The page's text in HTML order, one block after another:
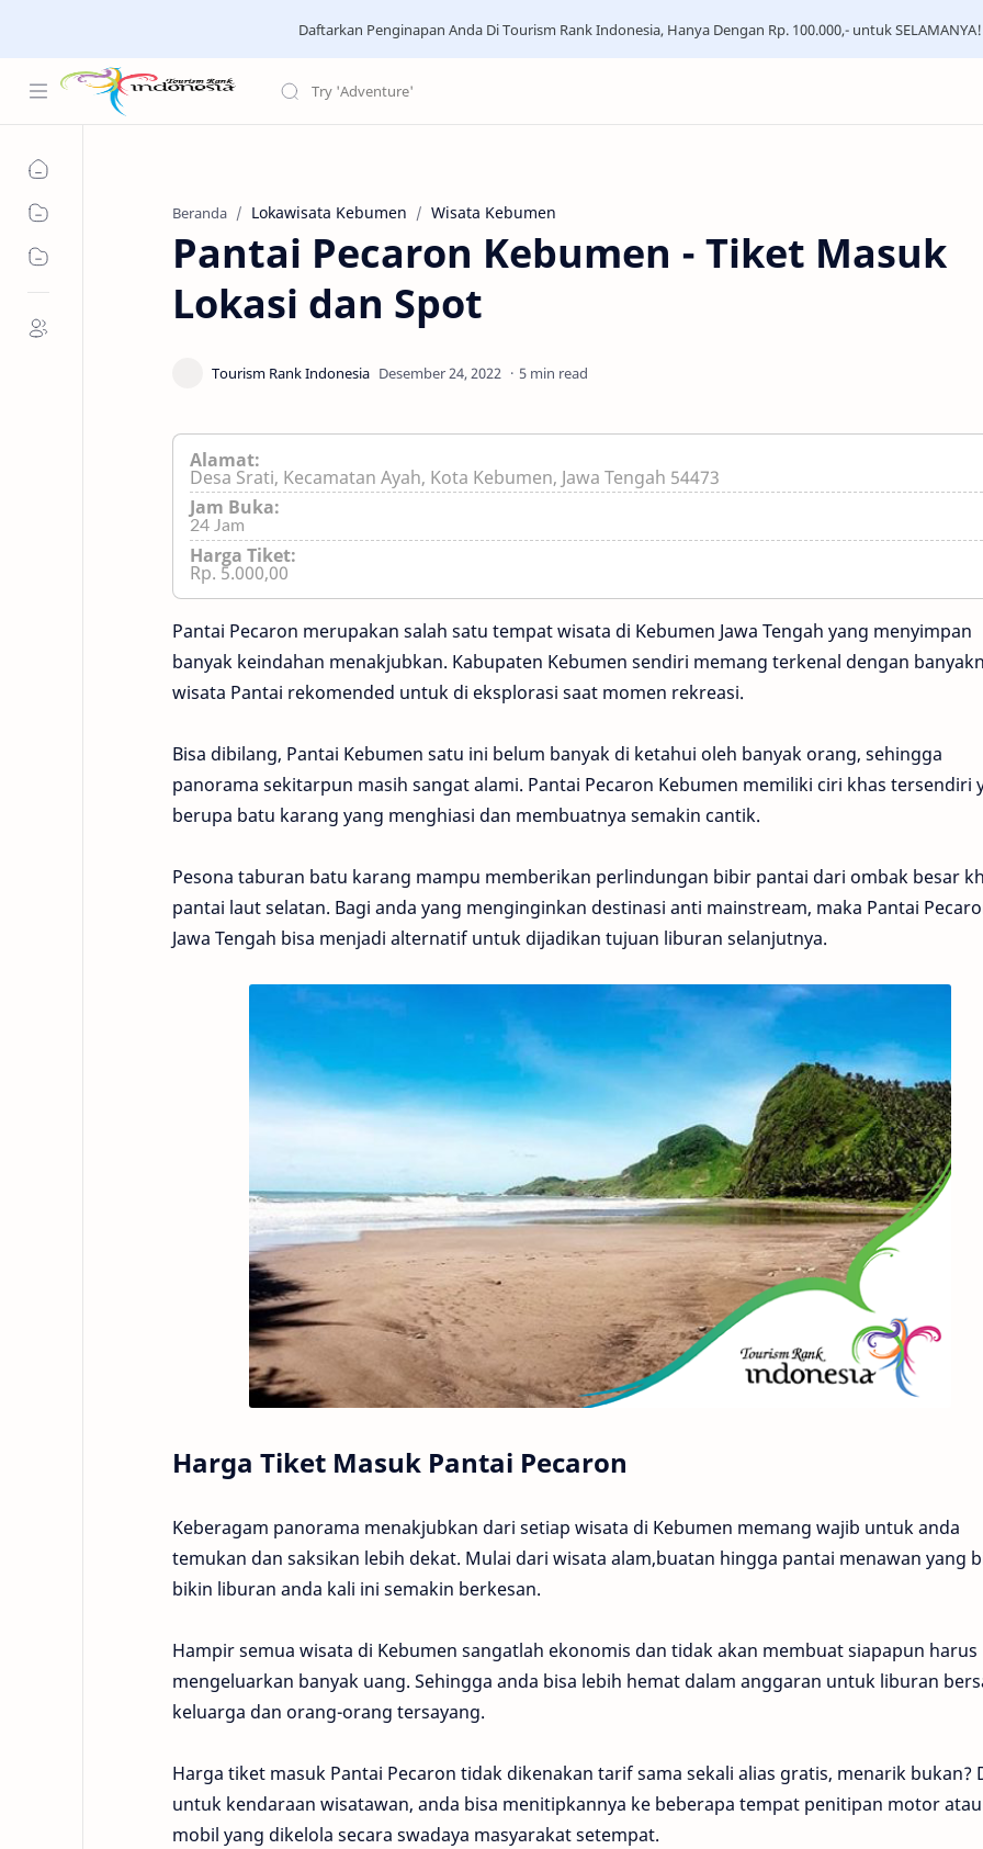
Daftarkan Penginapan Anda Di Tourism Rank Indonesia, Hanya Dengan Rp. 100.000,- untuk
Beranda Lokawisata Kebumen Wisata Kebumen
Pantai Pecaron Kebumen - Tiket Masuk
Lokasi dan Spot
5 min read
Alamat:
Desa Srati, Kecamatan Ayah, Kota Kebumen, Jawa Tengah 54473
Jam Buka:
24 Jam
Harga Tiket:
Rp. 5.000,00
Pantai Pecaron merupakan salah satu tempat wisata di Kebumen Jawa Tengah yang menyimpan
banyak keindahan menakjubkan. Kabupaten Kebumen sendiri memang terkenal dengan
wisata Pantai rekomended untuk di eksplorasi saat momen rekreasi.
Bisa dibilang, Pantai Kebumen satu ini belum banyak di ketahui oleh banyak orang, sehingga
panorama sekitarpun masih sangat alami. Pantai Pecaron Kebumen memiliki ciri khas tersendiri
berupa batu karang yang menghiasi dan membuatnya semakin cantik.
Pesona taburan batu karang mampu memberikan perlindungan bibir pantai dari ombak besar
pantai laut selatan. Bagi anda yang menginginkan destinasi anti mainstream, maka Pantai
Jawa Tengah bisa menjadi alternatif untuk dijadikan tujuan liburan selanjutnya.
Harga Tiket Masuk Pantai Pecaron
Keberagam panorama menakjubkan dari setiap wisata di Kebumen memang wajib untuk anda
temukan dan saksikan lebih dekat. Mulai dari wisata alam,buatan hingga pantai menawan yang
bikin liburan anda kali ini semakin berkesan.
Hampir semua wisata di Kebumen sangatlah ekonomis dan tidak akan membuat siapapun harus
mengeluarkan banyak uang. Sehingga anda bisa lebih hemat dalam anggaran untuk liburan
keluarga dan orang-orang tersayang.
Harga tiket masuk Pantai Pecaron tidak dikenakan tarif sama sekali alias gratis, menarik bukan?
untuk kendaraan wisatawan, anda bisa menitipkannya ke beberapa tempat penitipan motor atau
mobil yang dikelola secara swadaya masyarakat setempat.